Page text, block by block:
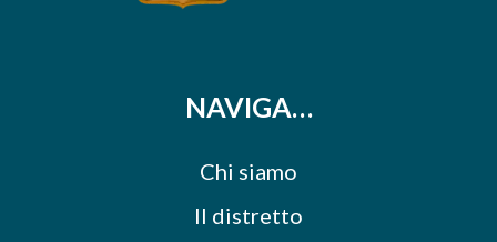
NAVIGA…
Chi siamo
Il distretto